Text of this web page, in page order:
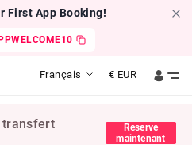
First App Booking!
Français € EUR
transfert
Reserve
maintenant